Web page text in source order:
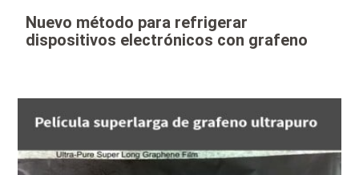
Nuevo método para refrigerar
dispositivos electrónicos con grafeno